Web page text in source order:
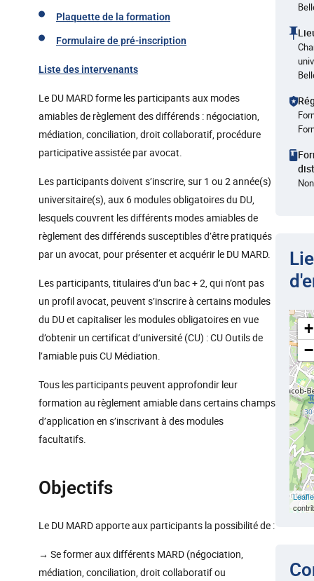
Plaquette de la formation
Formulaire de pré-inscription
Liste des intervenants
Le DU MARD forme les participants aux modes
amiables de règlement des différends : négociation,
médiation, conciliation, droit collaboratif, procédure
participative assistée par avocat.
Les participants doivent s’inscrire, sur 1 ou 2 année(s)
universitaire(s), aux 6 modules obligatoires du DU,
lesquels couvrent les différents modes amiables de
règlement des différends susceptibles d’être pratiqués
par un avocat, pour présenter et acquérir le DU MARD.
Les participants, titulaires d’un bac + 2, qui n’ont pas
un profil avocat, peuvent s’inscrire à certains modules
du DU et capitaliser les modules obligatoires en vue
d’obtenir un certificat d’université (CU) : CU Outils de
l’amiable puis CU Médiation.
Tous les participants peuvent approfondir leur
formation au règlement amiable dans certains champs
d’application en s’inscrivant à des modules
facultatifs.
Objectifs
Le DU MARD apporte aux participants la possibilité de :
→ Se former aux différents MARD (négociation,
médiation, conciliation, droit collaboratif ou
Non
+
−